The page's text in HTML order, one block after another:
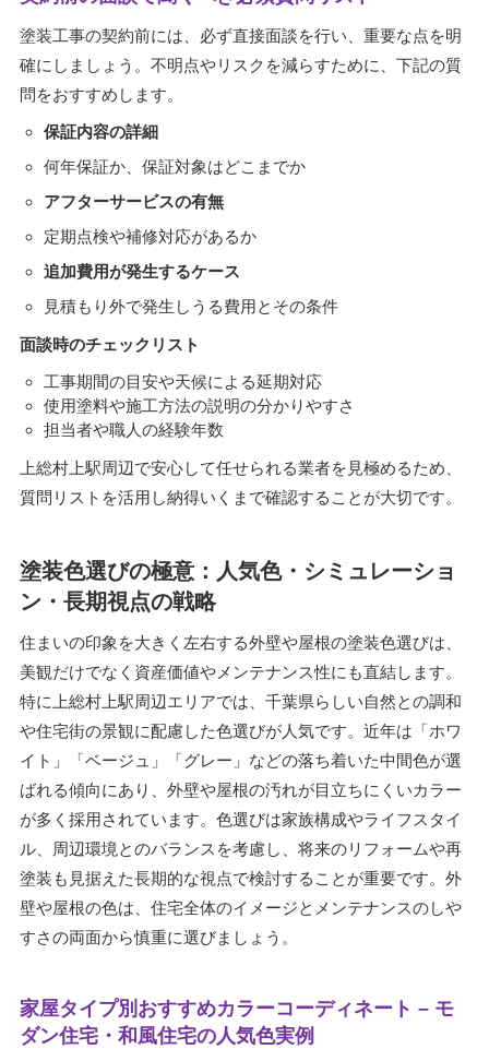
塗装工事の契約前には、必ず直接面談を行い、重要な点を明
確にしましょう。不明点やリスクを減らすために、下記の質
問をおすすめします。
保証内容の詳細
何年保証か、保証対象はどこまでか
アフターサービスの有無
定期点検や補修対応があるか
追加費用が発生するケース
見積もり外で発生しうる費用とその条件
面談時のチェックリスト
工事期間の目安や天候による延期対応
使用塗料や施工方法の説明の分かりやすさ
担当者や職人の経験年数
上総村上駅周辺で安心して任せられる業者を見極めるため、
質問リストを活用し納得いくまで確認することが大切です。
塗装色選びの極意：人気色・シミュレーショ
ン・長期視点の戦略
住まいの印象を大きく左右する外壁や屋根の塗装色選びは、
美観だけでなく資産価値やメンテナンス性にも直結します。
特に上総村上駅周辺エリアでは、千葉県らしい自然との調和
や住宅街の景観に配慮した色選びが人気です。近年は「ホワ
イト」「ベージュ」「グレー」などの落ち着いた中間色が選
ばれる傾向にあり、外壁や屋根の汚れが目立ちにくいカラー
が多く採用されています。色選びは家族構成やライフスタイ
ル、周辺環境とのバランスを考慮し、将来のリフォームや再
塗装も見据えた長期的な視点で検討することが重要です。外
壁や屋根の色は、住宅全体のイメージとメンテナンスのしや
すさの両面から慎重に選びましょう。
家屋タイプ別おすすめカラーコーディネート – モ
ダン住宅・和風住宅の人気色実例